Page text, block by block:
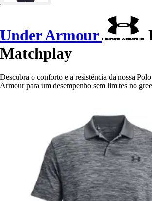
Under Armour
Matchplay
Descubra o conforto e a resistência da nossa
Armour para um desempenho sem limites no